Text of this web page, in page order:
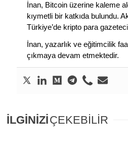
İnan, Bitcoin üzerine kaleme
kıymetli bir katkıda bulundu.
Türkiye’de kripto para
İnan, yazarlık ve eğitimcilik
çıkmaya devam etmektedir.
İLGİNİZİÇEKEBİLİR